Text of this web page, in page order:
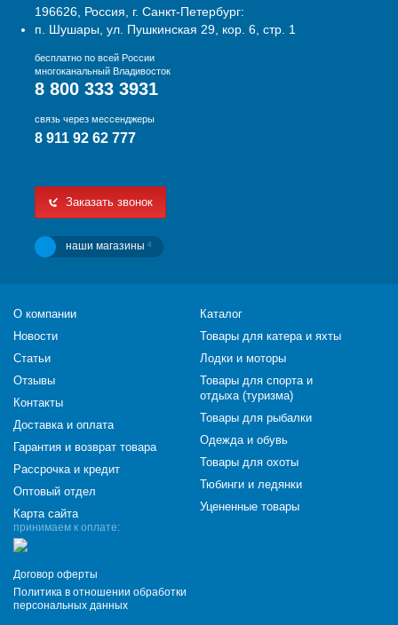
196626, Россия, г. Санкт-Петербург:
п. Шушары, ул. Пушкинская 29, кор. 6, стр. 1
бесплатно по всей России
многоканальный Владивосток
8 800 333 3931
связь через мессенджеры
8 911 92 62 777
Заказать звонок
наши магазины 4
принимаем к оплате:
Договор оферты
Политика в отношении обработки
персональных данных
О компании
Новости
Статьи
Отзывы
Контакты
Доставка и оплата
Гарантия и возврат товара
Рассрочка и кредит
Оптовый отдел
Карта сайта
Каталог
Товары для катера и яхты
Лодки и моторы
Товары для спорта и
отдыха (туризма)
Товары для рыбалки
Одежда и обувь
Товары для охоты
Тюбинги и ледянки
Уцененные товары